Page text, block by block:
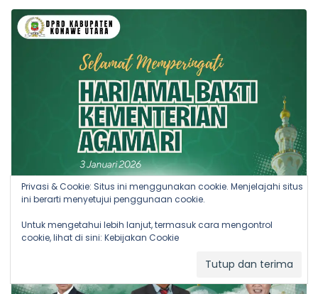
Privasi & Cookie: Situs ini menggunakan cookie. Menjelajahi situs
ini berarti menyetujui penggunaan cookie.
Untuk mengetahui lebih lanjut, termasuk cara mengontrol
cookie, lihat di sini: Kebijakan Cookie